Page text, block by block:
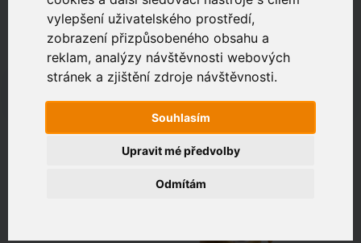
vylepšení uživatelského prostředí,
zobrazení přizpůsobeného obsahu a
reklam, analýzy návštěvnosti webových
stránek a zjištění zdroje návštěvnosti.
Souhlasím
Odmítám
Upravit mé předvolby
Zákaznický portál
Jak rychlé je připojení na vaší adrese?